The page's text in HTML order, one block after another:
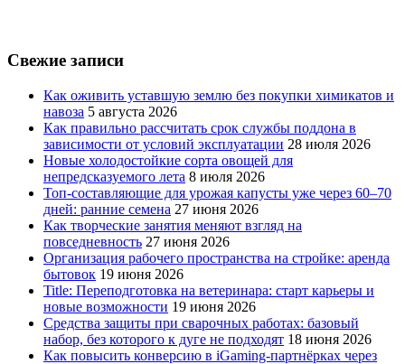
Свежие записи
Как оживить уставшую землю без покупки химикатов и
навоза 5 августа 2026
Как правильно рассчитать срок службы поддона в
зависимости от условий эксплуатации 28 июля 2026
Новые холодостойкие сорта овощей для
непредсказуемого лета 8 июля 2026
Топ-составляющие для урожая капусты уже через 60–70
дней: ранние семена 27 июня 2026
Как творческие занятия меняют взгляд на
повседневность 27 июня 2026
Организация рабочего пространства на стройке: аренда
бытовок 19 июня 2026
Title: Переподготовка на ветеринара: старт карьеры и
новые возможности 19 июня 2026
Средства защиты при сварочных работах: базовый
набор, без которого к дуге не подходят 18 июня 2026
Как повысить конверсию в iGaming-партнёрках через